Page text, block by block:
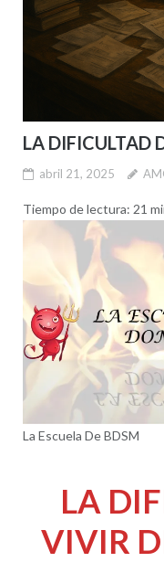
LA DIFICULTAD
abril 21, 2025
Tiempo de lectura: 21
La Escuela De BDSM
LA
VIVIR